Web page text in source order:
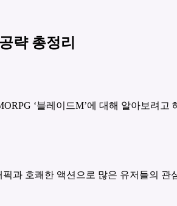
략 총정리
‘블레이드M’에 대해 알아보려
과 호쾌한 액션으로 많은 유저들의